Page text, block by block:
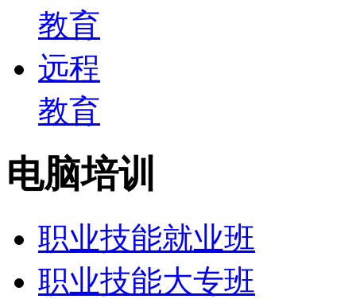
教育
远程
教育
电脑培训
职业技能就业班
职业技能大专班